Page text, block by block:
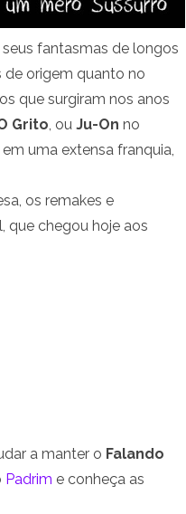
fantasmas de longos
de origem quanto no
que surgiram nos anos
Grito , ou Ju-On no
uma extensa franquia,
os remakes e
que chegou hoje aos
a manter o Falando
Padrim e conheça as